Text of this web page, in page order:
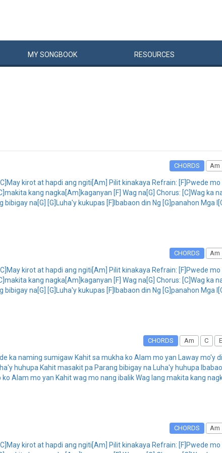
MYSONGBOOK RESOURCES
CHORDS Am
kirot at hapdi ang ngiti[Am] Pilit kinakaya Refrain: [F]Pwede mo
kang nagka[Am]kaganyan [F] Wag na[G] Chorus: [C]Wag ka
na[G] [G]Luha'y kukupas [F]Ibabaon din Ng [G]panahon Mga
CHORDS Am
kirot at hapdi ang ngiti[Am] Pilit kinakaya Refrain: [F]Pwede mo
kang nagka[Am]kaganyan [F] Wag na[G] Chorus: [C]Wag ka
na[G] [G]Luha'y kukupas [F]Ibabaon din Ng [G]panahon Mga
CHORDS Am C
ka naming sumigaw Kahit sa mukha ko Alam mo yan Laway mo'y
huhupa Kahit masakit pa Parang bibigay na Luha'y huhupa
Alam mo yan Kahit wag mo nang ibalik Wag lang makita kang
CHORDS Am
kirot at hapdi ang ngiti[Am] Pilit kinakaya Refrain: [F]Pwede mo